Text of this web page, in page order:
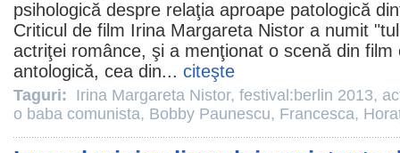
psihologică despre relaţia aproape patologică
Criticul de film Irina Margareta Nistor a numit
actriţei românce, şi a menţionat o scenă din film
antologică, cea din... citeşte
Taguri: Irina Margareta Nistor, festival:berlin 2013,
o baba comunista, Bobby Paunescu, Francesca,